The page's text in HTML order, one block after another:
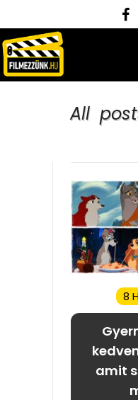
All
8
amit